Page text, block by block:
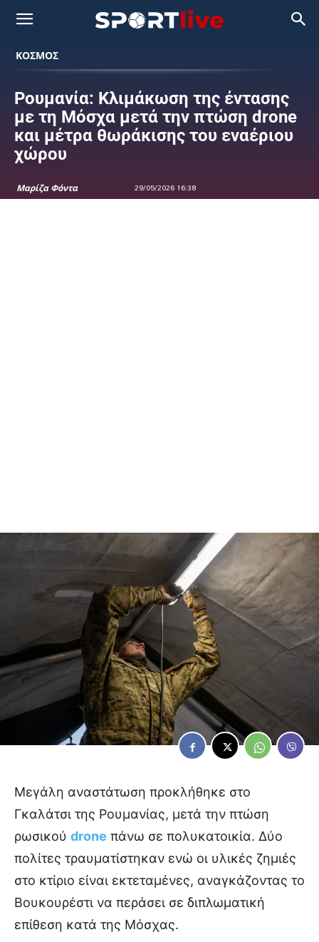
ΚΟΣΜΟΣ
Ρουμανία: Κλιμάκωση της έντασης
με τη Μόσχα μετά την πτώση drone
και μέτρα θωράκισης του εναέριου
χώρου
Μαρίζα Φόντα 29/05/2026 16:38
Μεγάλη αναστάτωση προκλήθηκε στο
Γκαλάτσι της Ρουμανίας, μετά την πτώση
ρωσικού drone πάνω σε πολυκατοικία. Δύο
πολίτες τραυματίστηκαν ενώ οι υλικές ζημιές
στο κτίριο είναι εκτεταμένες, αναγκάζοντας το
Βουκουρέστι να περάσει σε διπλωματική
επίθεση κατά της Μόσχας.